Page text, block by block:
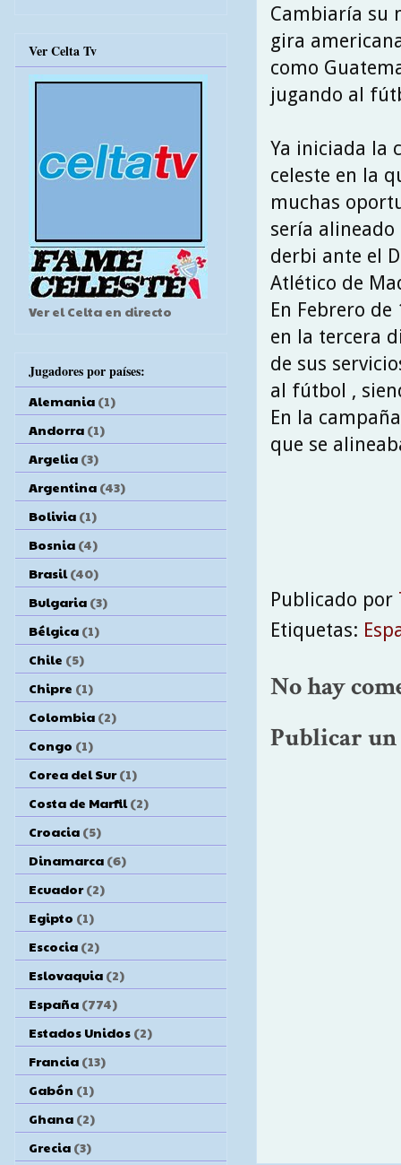
Cambiaría su
gira
como
jugando al
Ya iniciada la
celeste en la
muchas
sería
derbi ante el
Atlético de
En Febrero
en la tercera
de sus
al fútbol ,
En la
que se
Publicado por
Etiquetas:
No hay
Publicar
Ver Celta Tv
Ver el Celta en directo
Jugadores por países:
Alemania (1)
Andorra (1)
Argelia (3)
Argentina (43)
Bolivia (1)
Bosnia (4)
Brasil (40)
Bulgaria (3)
Bélgica (1)
Chile (5)
Chipre (1)
Colombia (2)
Congo (1)
Corea del Sur (1)
Costa de Marfil (2)
Croacia (5)
Dinamarca (6)
Ecuador (2)
Egipto (1)
Escocia (2)
Eslovaquia (2)
España (774)
Estados Unidos (2)
Francia (13)
Gabón (1)
Ghana (2)
Grecia (3)